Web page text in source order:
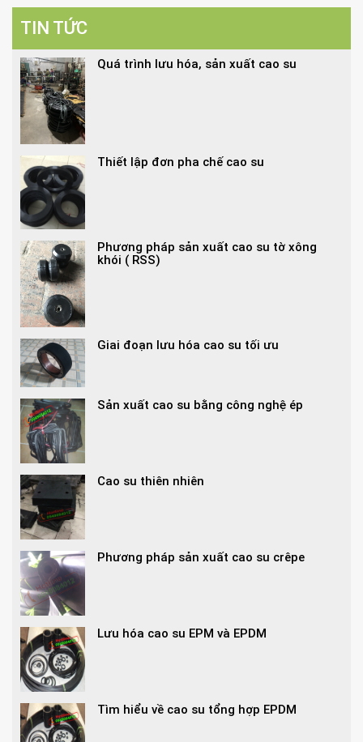
TIN TỨC
Quá trình lưu hóa, sản xuất cao su
Thiết lập đơn pha chế cao su
Phương pháp sản xuất cao su tờ xông
khói ( RSS)
Giai đoạn lưu hóa cao su tối ưu
Sản xuất cao su bằng công nghệ ép
Cao su thiên nhiên
Phương pháp sản xuất cao su crêpe
Lưu hóa cao su EPM và EPDM
Tìm hiểu về cao su tổng hợp EPDM